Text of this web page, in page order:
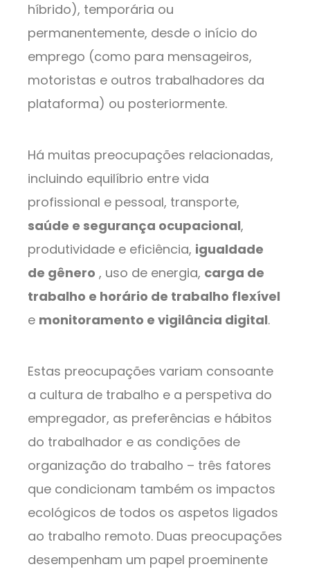
híbrido), temporária ou
permanentemente, desde o início do
emprego (como para mensageiros,
motoristas e outros trabalhadores da
plataforma) ou posteriormente.
Há muitas preocupações relacionadas,
incluindo equilíbrio entre vida
profissional e pessoal, transporte,
saúde e segurança ocupacional,
produtividade e eficiência, igualdade
de gênero , uso de energia, carga de
trabalho e horário de trabalho flexível
e monitoramento e vigilância digital.
Estas preocupações variam consoante
a cultura de trabalho e a perspetiva do
empregador, as preferências e hábitos
do trabalhador e as condições de
organização do trabalho – três fatores
que condicionam também os impactos
ecológicos de todos os aspetos ligados
ao trabalho remoto. Duas preocupações
desempenham um papel proeminente